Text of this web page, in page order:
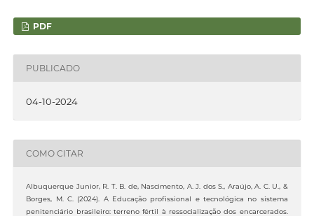
PDF
PUBLICADO
04-10-2024
COMO CITAR
Albuquerque Junior, R. T. B. de, Nascimento, A. J. dos S., Araújo, A. C. U., &
Borges, M. C. (2024). A Educação profissional e tecnológica no sistema
penitenciário brasileiro: terreno fértil à ressocialização dos encarcerados.